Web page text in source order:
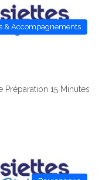
& Accompagnements
15 Minutes